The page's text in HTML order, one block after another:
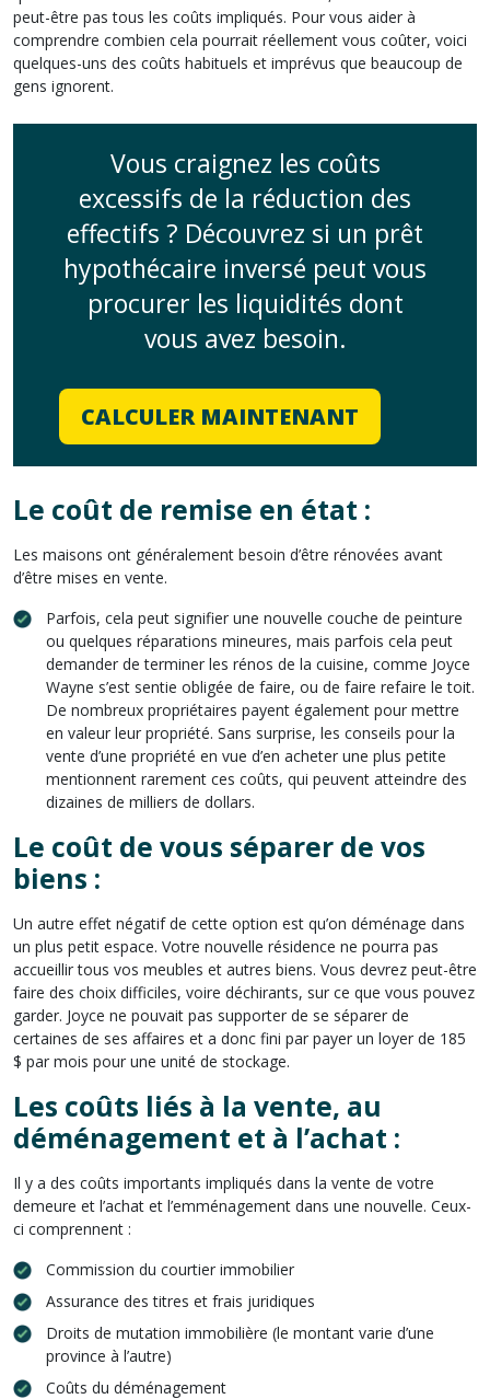
peut-être pas tous les coûts impliqués. Pour vous aider à
comprendre combien cela pourrait réellement vous coûter, voici
quelques-uns des coûts habituels et imprévus que beaucoup de
gens ignorent.
Vous craignez les coûts
excessifs de la réduction des
effectifs ? Découvrez si un prêt
hypothécaire inversé peut vous
procurer les liquidités dont
vous avez besoin.
CALCULER MAINTENANT
Le coût de remise en état :
Les maisons ont généralement besoin d’être rénovées avant
d’être mises en vente.
Parfois, cela peut signifier une nouvelle couche de peinture
ou quelques réparations mineures, mais parfois cela peut
demander de terminer les rénos de la cuisine, comme Joyce
Wayne s’est sentie obligée de faire, ou de faire refaire le toit.
De nombreux propriétaires payent également pour mettre
en valeur leur propriété. Sans surprise, les conseils pour la
vente d’une propriété en vue d’en acheter une plus petite
mentionnent rarement ces coûts, qui peuvent atteindre des
dizaines de milliers de dollars.
Le coût de vous séparer de vos
biens :
Un autre effet négatif de cette option est qu’on déménage dans
un plus petit espace. Votre nouvelle résidence ne pourra pas
accueillir tous vos meubles et autres biens. Vous devrez peut-être
faire des choix difficiles, voire déchirants, sur ce que vous pouvez
garder. Joyce ne pouvait pas supporter de se séparer de
certaines de ses affaires et a donc fini par payer un loyer de 185
$ par mois pour une unité de stockage.
Les coûts liés à la vente, au
déménagement et à l’achat :
Il y a des coûts importants impliqués dans la vente de votre
demeure et l’achat et l’emménagement dans une nouvelle. Ceux-
ci comprennent :
Commission du courtier immobilier
Assurance des titres et frais juridiques
Droits de mutation immobilière (le montant varie d’une
province à l’autre)
Coûts du déménagement